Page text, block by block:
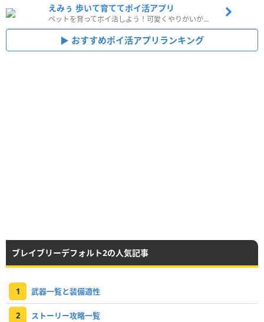
えみぅ 歩いて育ててポイ活アプリ
ペットを育ってポイ活しよう！可愛くやりがいがある新感覚アプリ
おすすめポイ活アプリランキング
ブレイブリーデフォルト2の人気記事
1 武器一覧と装備適性
2 ストーリー攻略一覧